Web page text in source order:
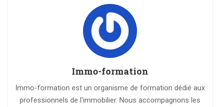
Immo-formation
Immo-formation est un organisme de formation dédié aux
professionnels de l'immobilier. Nous accompagnons les